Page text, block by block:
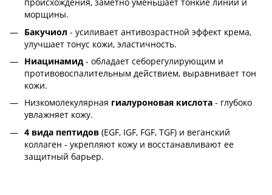
морщины.
Бакучиол - усиливает антивозрастной эффект крема,
улучшает тонус кожи, эластичность.
Ниацинамид - обладает себорегулирующим и
противовоспалительным действием, выравнивает тон
кожи.
Низкомолекулярная гиалуроновая кислота - глубоко
увлажняет кожу.
4 вида пептидов (EGF, IGF, FGF, TGF) и веганский
коллаген - укрепляют кожу и восстанавливают ее
защитный барьер.